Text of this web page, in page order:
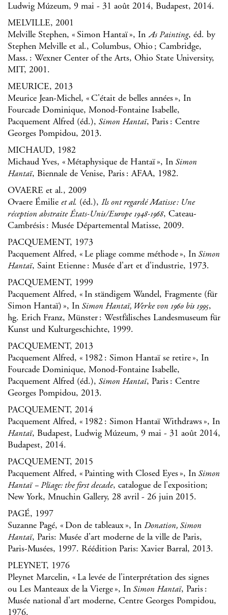
Ludwig Múzeum, 9 mai - 31 août 2014, Budapest, 2014.
MELVILLE, 2001
Melville Stephen, « Simon Hantaï », In As Painting, éd. by
Stephen Melville et al., Columbus, Ohio ; Cambridge,
Mass. : Wexner Center of the Arts, Ohio State University,
MIT, 2001.
MEURICE, 2013
Meurice Jean-Michel, « C'était de belles années », In
Fourcade Dominique, Monod-Fontaine Isabelle,
Pacquement Alfred (éd.), Simon Hantaï, Paris : Centre
Georges Pompidou, 2013.
MICHAUD, 1982
Michaud Yves, « Métaphysique de Hantaï », In Simon
Hantaï, Biennale de Venise, Paris : AFAA, 1982.
OVAERE et al., 2009
Ovaere Émilie et al. (éd.), Ils ont regardé Matisse : Une
réception abstraite États-Unis/Europe 1948-1968, Cateau-
Cambrésis : Musée Départemental Matisse, 2009.
PACQUEMENT, 1973
Pacquement Alfred, « Le pliage comme méthode », In Simon
Hantaï, Saint Etienne : Musée d'art et d'industrie, 1973.
PACQUEMENT, 1999
Pacquement Alfred, « In ständigem Wandel, Fragmente (für
Simon Hantaï) », In Simon Hantaï, Werke von 1960 bis 1995,
hg. Erich Franz, Münster : Westfälisches Landesmuseum für
Kunst und Kulturgeschichte, 1999.
PACQUEMENT, 2013
Pacquement Alfred, « 1982 : Simon Hantaï se retire », In
Fourcade Dominique, Monod-Fontaine Isabelle,
Pacquement Alfred (éd.), Simon Hantaï, Paris : Centre
Georges Pompidou, 2013.
PACQUEMENT, 2014
Pacquement Alfred, « 1982 : Simon Hantaï Withdraws », In
Hantaï, Budapest, Ludwig Múzeum, 9 mai - 31 août 2014,
Budapest, 2014.
PACQUEMENT, 2015
Pacquement Alfred, « Painting with Closed Eyes », In Simon
Hantaï – Pliage: the first decade, catalogue de l'exposition;
New York, Mnuchin Gallery, 28 avril - 26 juin 2015.
PAGÉ, 1997
Suzanne Pagé, « Don de tableaux », In Donation, Simon
Hantaï, Paris: Musée d'art moderne de la ville de Paris,
Paris-Musées, 1997. Réédition Paris: Xavier Barral, 2013.
PLEYNET, 1976
Pleynet Marcelin, « La levée de l'interprétation des signes
ou Les Manteaux de la Vierge », In Simon Hantaï, Paris :
Musée national d'art moderne, Centre Georges Pompidou,
1976.